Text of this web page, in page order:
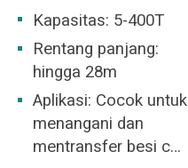
Kapasitas: 5-400T
Rentang panjang:
hingga 28m
Aplikasi: Cocok untuk
menangani dan
mentransfer besi cair